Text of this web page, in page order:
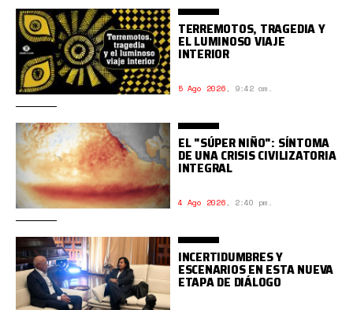
TERREMOTOS, TRAGEDIA Y
EL LUMINOSO VIAJE
INTERIOR
5 Ago 2026, 9:42 am.
EL "SÚPER NIÑO": SÍNTOMA
DE UNA CRISIS CIVILIZATORIA
INTEGRAL
4 Ago 2026, 2:40 pm.
INCERTIDUMBRES Y
ESCENARIOS EN ESTA NUEVA
ETAPA DE DIÁLOGO